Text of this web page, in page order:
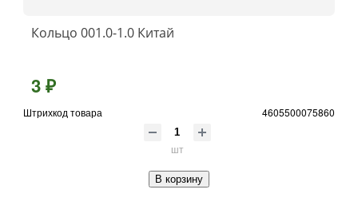
Кольцо 001.0-1.0 Китай
3 ₽
Штрихкод товара 4605500075860
шт
В корзину